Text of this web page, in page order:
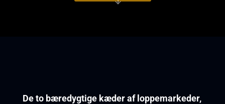
De to bæredygtige kæder af loppemarkeder,